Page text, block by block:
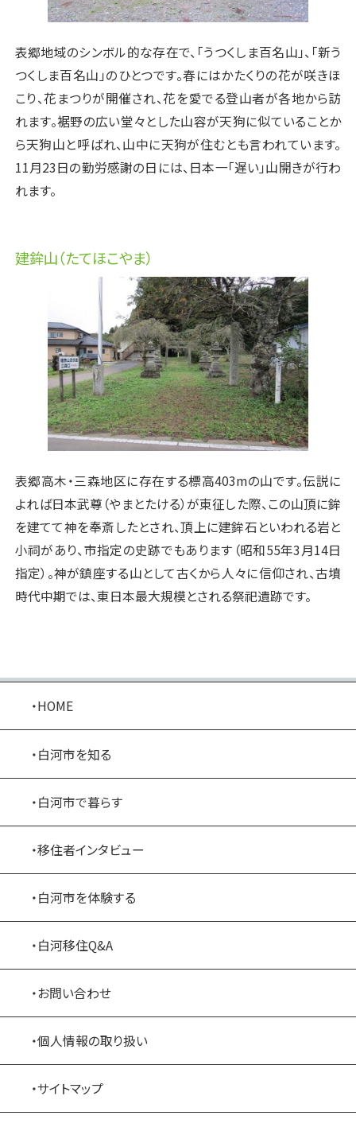
表郷地域のシンボル的な存在で、「うつくしま百名山」、「新う
つくしま百名山」のひとつです。春にはかたくりの花が咲きほ
こり、花まつりが開催され、花を愛でる登山者が各地から訪
れます。裾野の広い堂々とした山容が天狗に似ていることか
ら天狗山と呼ばれ、山中に天狗が住むとも言われています。
11月23日の勤労感謝の日には、日本一「遅い」山開きが行わ
れます。
建鉾山（たてほこやま）
表郷高木・三森地区に存在する標高403mの山です。伝説に
よれば日本武尊（やまとたける）が東征した際、この山頂に鉾
を建てて神を奉斎したとされ、頂上に建鉾石といわれる岩と
小祠があり、市指定の史跡でもあります（昭和55年3月14日
指定）。神が鎮座する山として古くから人々に信仰され、古墳
時代中期では、東日本最大規模とされる祭祀遺跡です。
・HOME
・白河市を知る
・白河市で暮らす
・移住者インタビュー
・白河市を体験する
・白河移住Q&A
・お問い合わせ
・個人情報の取り扱い
・サイトマップ